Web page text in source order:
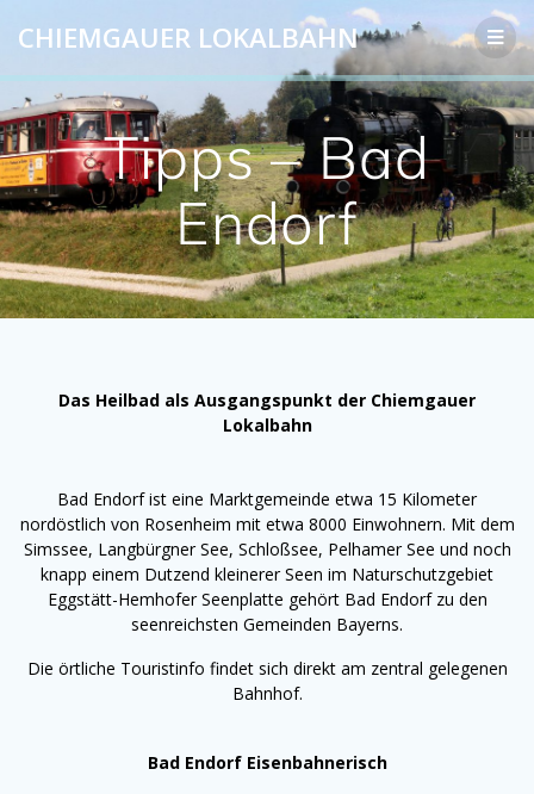
Inhalt
CHIEMGAUER LOKALBAHN
Tipps – Bad
Endorf
Das Heilbad als Ausgangspunkt der Chiemgauer
Lokalbahn
Bad Endorf ist eine Marktgemeinde etwa 15 Kilometer
nordöstlich von Rosenheim mit etwa 8000 Einwohnern. Mit dem
Simssee, Langbürgner See, Schloßsee, Pelhamer See und noch
knapp einem Dutzend kleinerer Seen im Naturschutzgebiet
Eggstätt-Hemhofer Seenplatte gehört Bad Endorf zu den
seenreichsten Gemeinden Bayerns.
Die örtliche Touristinfo findet sich direkt am zentral gelegenen
Bahnhof.
Bad Endorf Eisenbahnerisch